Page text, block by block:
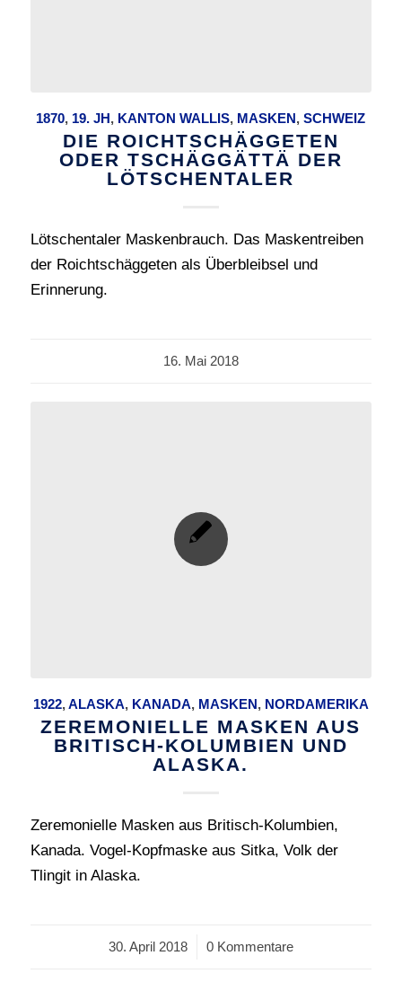
1870, 19. JH, KANTON WALLIS, MASKEN,SCHWEIZ
DIE ROICHTSCHÄGGETEN
ODER TSCHÄGGÄTTÄ DER
LÖTSCHENTALER
Lötschentaler Maskenbrauch. Das Maskentreiben
der Roichtschäggeten als Überbleibsel und
Erinnerung.
16. Mai 2018
1922,ALASKA, KANADA, MASKEN, NORDAMERIKA
ZEREMONIELLE MASKEN AUS
BRITISCH-KOLUMBIEN UND
ALASKA.
Zeremonielle Masken aus Britisch-Kolumbien,
Kanada. Vogel-Kopfmaske aus Sitka, Volk der
Tlingit in Alaska.
30. April 2018
/ 0 Kommentare